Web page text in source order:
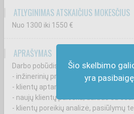
Šio skelbimo
yra
ATLYGINIMAS ATSKAIČIUS MOKESČIUS
Nuo 1300 iki 1550 €
APRAŠYMAS
Darbo pobūdis:
- inžinerinių produktų pardavimas;
- klientų aptarnavimas prekybos
- naujų klientų paieška, darbas su
- klientų poreikių analizė, pasiūlymų